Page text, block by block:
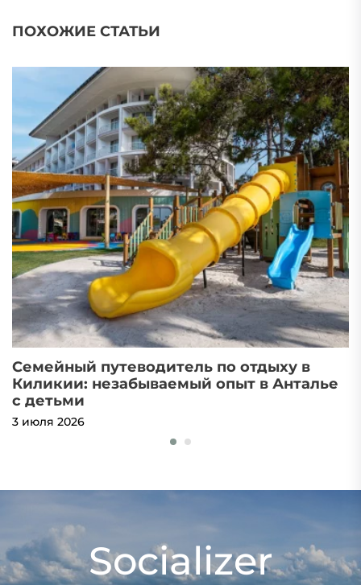
ПОХОЖИЕ СТАТЬИ
Семейный путеводитель по отдыху в
Киликии: незабываемый опыт в Анталье
с детьми
3 июля 2026
Socializer